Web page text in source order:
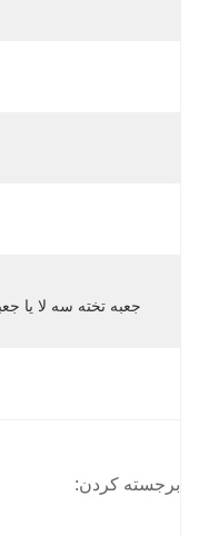
برجسته کردن: